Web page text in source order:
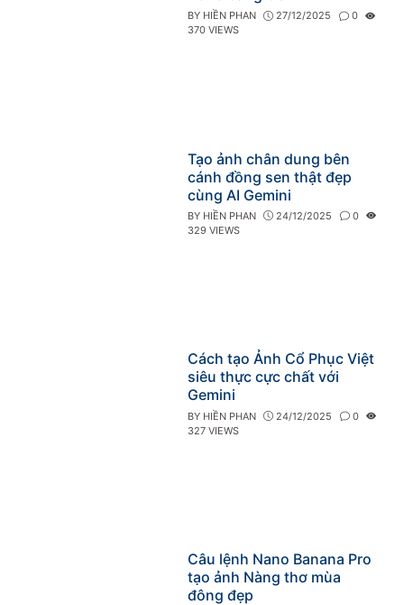
BY HIỀN PHAN 27/12/2025
0
370 VIEWS
Tạo ảnh chân dung bên
cánh đồng sen thật đẹp
cùng AI Gemini
BY HIỀN PHAN 24/12/2025
0
329 VIEWS
Cách tạo Ảnh Cổ Phục Việt
siêu thực cực chất với
Gemini
BY HIỀN PHAN 24/12/2025
0
327 VIEWS
Câu lệnh Nano Banana Pro
tạo ảnh Nàng thơ mùa
đông đẹp